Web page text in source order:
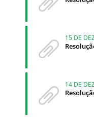
15 DE
14 DE